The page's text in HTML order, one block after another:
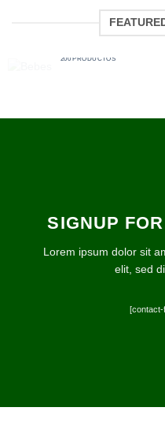
200 PRODUCTOS
SIGNUP
Lorem ipsum dolor sit
elit, sed
[contact-